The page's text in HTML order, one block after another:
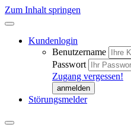
Zum Inhalt springen
Kundenlogin
Benutzername
Passwort
Zugang vergessen!
Störungsmelder